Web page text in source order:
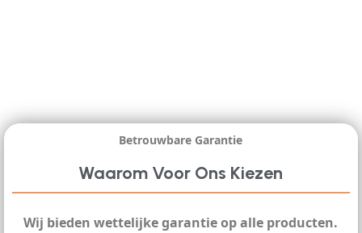
Betrouwbare Garantie
Waarom Voor Ons Kiezen
Wij bieden wettelijke garantie op alle producten.